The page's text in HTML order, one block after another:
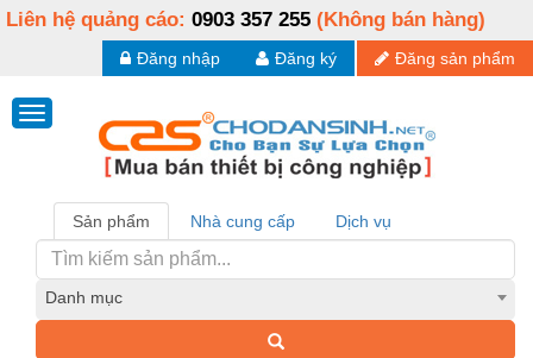
Liên hệ quảng cáo: 0903 357 255 (Không bán hàng)
Đăng sản phẩm
Đăng ký
Đăng nhập
Sản phẩm Nhà cung cấp Dịch vụ
Danh mục